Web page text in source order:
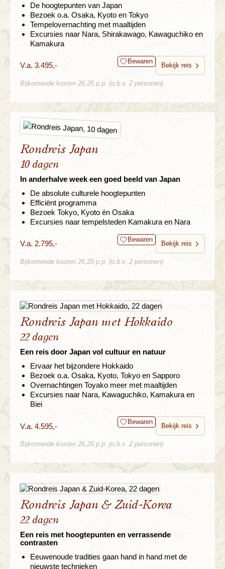
De hoogtepunten van Japan
Bezoek o.a. Osaka, Kyoto en Tokyo
Tempelovernachting met maaltijden
Excursies naar Nara, Shirakawago, Kawaguchiko en
Kamakura
V.a. 3.495,- Bewaren
Bekijk reis
Bijkomende kosten 26,25 p.p. (o.b.v. 2 personen)
Rondreis Japan
10 dagen
In anderhalve week een goed beeld van Japan
De absolute culturele hoogtepunten
Efficiënt programma
Bezoek Tokyo, Kyoto én Osaka
Excursies naar tempelsteden Kamakura en Nara
V.a. 2.795,- Bewaren
Bekijk reis
Bijkomende kosten 26,25 p.p. (o.b.v. 2 personen)
Rondreis Japan met Hokkaido
22 dagen
Een reis door Japan vol cultuur en natuur
Ervaar het bijzondere Hokkaido
Bezoek o.a. Osaka, Kyoto, Tokyo en Sapporo
Overnachtingen Toyako meer met maaltijden
Excursies naar Nara, Kawaguchiko, Kamakura en
Biei
V.a. 4.595,- Bewaren
Bekijk reis
Bijkomende kosten 26,25 p.p. (o.b.v. 2 personen)
Rondreis Japan & Zuid-Korea
22 dagen
Een reis met hoogtepunten en verrassende
contrasten
Eeuwenoude tradities gaan hand in hand met de
nieuwste technieken